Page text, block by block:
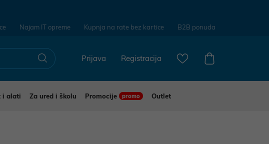
Najam IT opreme Kupnja na rate bez kartice B2B ponuda
Registracija
Prijava
i alati Za ured i školu Promocije promo
Outlet